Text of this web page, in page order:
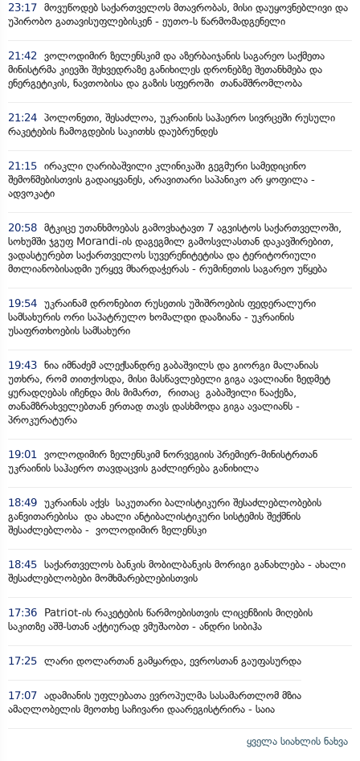
23:17 მოვუწოდებ საქართველოს მთავრობას, მისი დაუყოვნებლივი და
უპირობო გათავისუფლებისკენ - ეუთო-ს წარმომადგენელი
21:42
ვოლოდიმირ ზელენსკიმ და აზერბაიჯანის საგარეო საქმეთა
მინისტრმა კიევში შეხვედრაზე განიხილეს დრონებზე შეთანხმება და
ენერგეტიკის, ნავთობისა და გაზის სფეროში თანამშრომლობა
21:24 პოლონეთი, შესაძლოა, უკრაინის საჰაერო სივრცეში რუსული
რაკეტების ჩამოგდების საკითხს დაუბრუნდეს
21:15 ირაკლი ღარიბაშვილი კლინიკაში გეგმური სამედიცინო
შემოწმებისთვის გადაიყვანეს, არავითარი საპანიკო არ ყოფილა -
ადვოკატი
20:58 მტკიცე უთანხმოებას გამოვხატავთ 7 აგვისტოს საქართველოში,
სოხუმში ჯგუფ Morandi-ის დაგეგმილ გამოსვლასთან დაკავშირებით,
ვადასტურებთ საქართველოს სუვერენიტეტისა და ტერიტორიული
მთლიანობისადმი ურყევ მხარდაჭერას - რუმინეთის საგარეო უწყება
19:54 უკრაინამ დრონებით რუსეთის უშიშროების ფედერალური
სამსახურის ორი საპატრულო ხომალდი დააზიანა - უკრაინის
უსაფრთხოების სამსახური
19:43 ნია იმნაძემ ალექსანდრე გაბაშვილს და გიორგი მალანიას
უთხრა, რომ თითქოსდა, მისი მასწავლებელი გიგა ავალიანი ზედმეტ
ყურადღებას იჩენდა მის მიმართ, რითაც გაბაშვილი წააქეზა,
თანამზრახველებთან ერთად თავს დასხმოდა გიგა ავალიანს -
პროკურატურა
19:01
ვოლოდიმირ ზელენსკიმ ნორვეგიის პრემიერ-მინისტრთან
უკრაინის საჰაერო თავდაცვის გაძლიერება განიხილა
18:49 უკრაინას აქვს საკუთარი ბალისტიკური შესაძლებლობების
განვითარებისა და ახალი ანტიბალისტიკური სისტემის შექმნის
შესაძლებლობა - ვოლოდიმირ ზელენსკი
18:45 საქართველოს ბანკის მობილბანკის მორიგი განახლება - ახალი
შესაძლებლობები მომხმარებლებისთვის
17:36
Patriot-ის რაკეტების წარმოებისთვის ლიცენზიის მიღების
საკითზე აშშ-სთან აქტიურად ვმუშაობთ - ანდრი სიბიჰა
17:25 ლარი დოლართან გამყარდა, ევროსთან გაუფასურდა
17:07 ადამიანის უფლებათა ევროპულმა სასამართლომ მზია
ამაღლობელის მეოთხე საჩივარი დაარეგისტრირა - საია
ყველა სიახლის ნახვა